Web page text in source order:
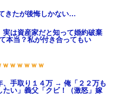
の事実が判明したｗｗｗｗｗ
きたが後悔しかない…
は資産家だと知って婚約破棄
本当？私が付き合ってもい
ｗｗｗｗｗ
、手取り１４万 → 俺「２２万も
たい」義父「クビ！（激怒」嫁